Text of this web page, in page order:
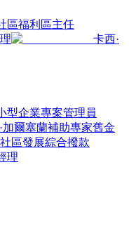
區福利區主任
卡西·
型企業專案管理員
加爾塞蘭補助專家舊金
社區發展綜合撥款
理